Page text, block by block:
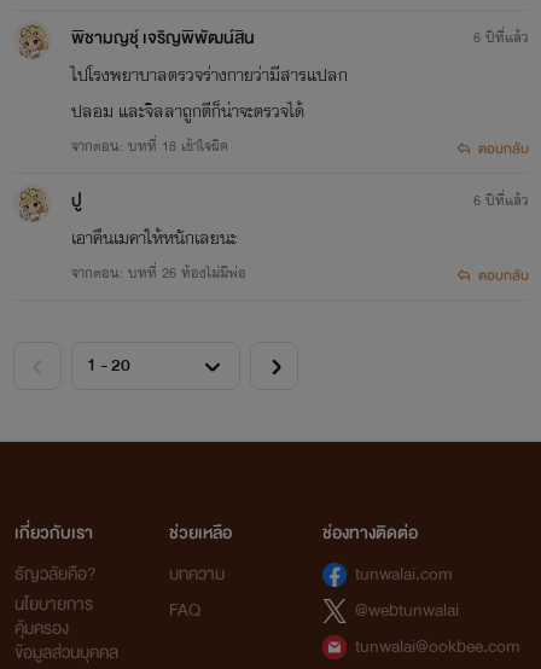
พิชามญชุ์ เจริญพิพัฒน์สิน
ไปโรงพยาบาลตรวจร่างกายว่ามีสารแปลก
ปลอม และจิลลาถูกตีก็น่าจะตรวจได้
จากตอน: บทที่ 18 เข้าใจผิด
6 ปีที่แล้ว
ตอบกลับ
ปู
เอาคืนเมคาให้หนักเลยนะ
จากตอน: บทที่ 26 ท้องไม่มีพ่อ
6 ปีที่แล้ว
ตอบกลับ
เกี่ยวกับเรา
ธัญวลัยคือ?
นโยบายการ
คุ้มครอง
ข้อมูลส่วนบุคคล
ช่วยเหลือ
บทความ
FAQ
ช่องทางติดต่อ
tunwalai.com
@webtunwalai
tunwalai@ookbee.com